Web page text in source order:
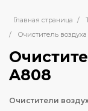
Главная страница /
/
Очиститель
A808
Очистители